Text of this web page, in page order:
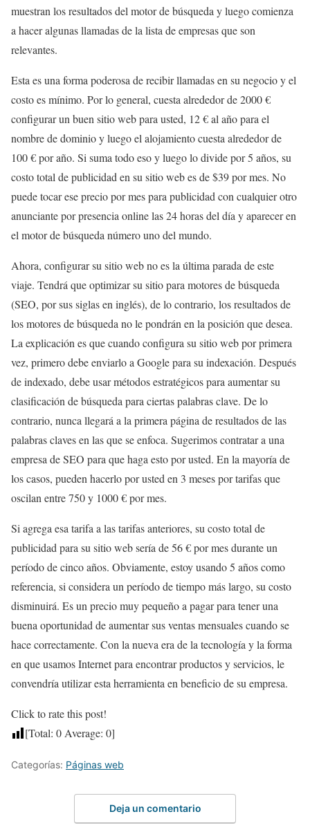
muestran los resultados del motor de búsqueda y luego comienza
a hacer algunas llamadas de la lista de empresas que son
relevantes.
Esta es una forma poderosa de recibir llamadas en su negocio y el
costo es mínimo. Por lo general, cuesta alrededor de 2000 €
configurar un buen sitio web para usted, 12 € al año para el
nombre de dominio y luego el alojamiento cuesta alrededor de
100 € por año. Si suma todo eso y luego lo divide por 5 años, su
costo total de publicidad en su sitio web es de $39 por mes. No
puede tocar ese precio por mes para publicidad con cualquier otro
anunciante por presencia online las 24 horas del día y aparecer en
el motor de búsqueda número uno del mundo.
Ahora, configurar su sitio web no es la última parada de este
viaje. Tendrá que optimizar su sitio para motores de búsqueda
(SEO, por sus siglas en inglés), de lo contrario, los resultados de
los motores de búsqueda no le pondrán en la posición que desea.
La explicación es que cuando configura su sitio web por primera
vez, primero debe enviarlo a Google para su indexación. Después
de indexado, debe usar métodos estratégicos para aumentar su
clasificación de búsqueda para ciertas palabras clave. De lo
contrario, nunca llegará a la primera página de resultados de las
palabras claves en las que se enfoca. Sugerimos contratar a una
empresa de SEO para que haga esto por usted. En la mayoría de
los casos, pueden hacerlo por usted en 3 meses por tarifas que
oscilan entre 750 y 1000 € por mes.
Si agrega esa tarifa a las tarifas anteriores, su costo total de
publicidad para su sitio web sería de 56 € por mes durante un
período de cinco años. Obviamente, estoy usando 5 años como
referencia, si considera un período de tiempo más largo, su costo
disminuirá. Es un precio muy pequeño a pagar para tener una
buena oportunidad de aumentar sus ventas mensuales cuando se
hace correctamente. Con la nueva era de la tecnología y la forma
en que usamos Internet para encontrar productos y servicios, le
convendría utilizar esta herramienta en beneficio de su empresa.
Click to rate this post!
[Total: 0Average: 0]
Categorías: Páginas web
Deja un comentario